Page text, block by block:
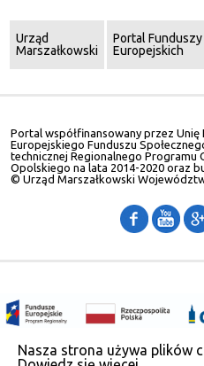
Urząd
Marszałkowski
Portal Funduszy
Europejskich
Portal współfinansowany przez
Europejskiego Funduszu
technicznej Regionalnego Programu
Opolskiego na lata 2014-2020 oraz
© Urząd Marszałkowski
Nasza strona używa plików